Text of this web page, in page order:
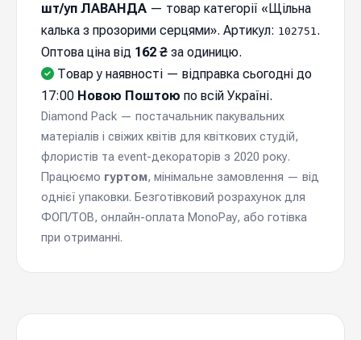
шт/уп ЛАВАНДА — товар категорії «Щільна
калька з прозорими серцями». Артикул: 102751.
Оптова ціна від 162 ₴ за одиницю.
Товар у наявності — відправка cьогодні до
17:00 Новою Поштою по всій Україні.
Diamond Pack — постачальник пакувальних
матеріалів і свіжих квітів для квіткових студій,
флористів та event-декораторів з 2020 року.
Працюємо гуртом, мінімальне замовлення — від
однієї упаковки. Безготівковий розрахунок для
ФОП/ТОВ, онлайн-оплата MonoPay, або готівка
при отриманні.